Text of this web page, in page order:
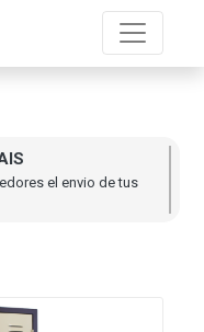
el envio de tus